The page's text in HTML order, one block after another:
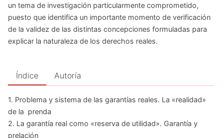
un tema de investigación particularmente comprometido,
puesto que identifica un importante momento de verificación
de la validez de las distintas concepciones formuladas para
explicar la naturaleza de los derechos reales.
Índice Autoría
1. Problema y sistema de las garantías reales. La «realidad»
de la prenda
2. La garantía real como «reserva de utilidad». Garantía y
prelación